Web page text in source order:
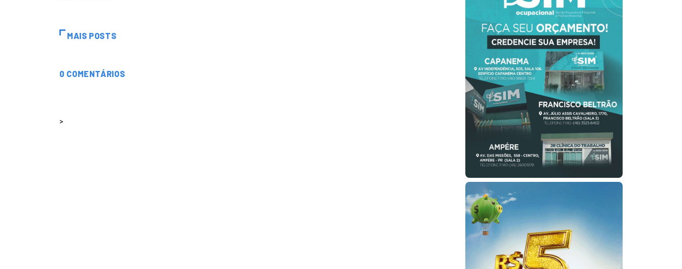
MAIS POSTS
0 COMENTÁRIOS
>